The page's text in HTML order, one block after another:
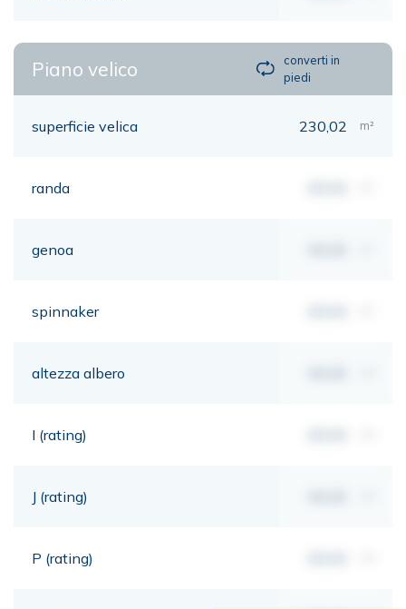
Piano velico
converti in
piedi
superficie velica 230,02 m²
randa
genoa
spinnaker
altezza albero
I (rating)
J (rating)
P (rating)